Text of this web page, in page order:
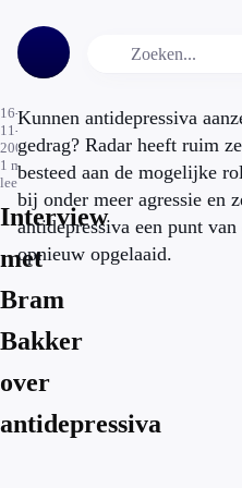
16-
11-
2009
1 min.
leestijd
Interview
met
Bram
Bakker
over
antidepressiva
Kunnen antidepressiva
gedrag? Radar heeft ruim
besteed aan de mogelijke
bij onder meer agressie en
antidepressiva een punt
opnieuw opgelaaid.